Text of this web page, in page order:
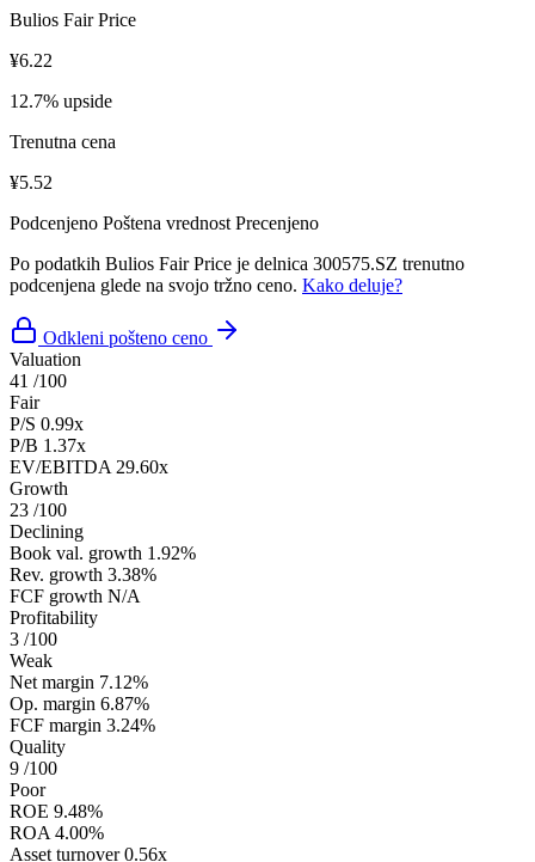
Bulios Fair Price
¥6.22
12.7% upside
Trenutna cena
¥5.52
Podcenjeno Poštena vrednost Precenjeno
Po podatkih Bulios Fair Price je delnica 300575.SZ trenutno
podcenjena glede na svojo tržno ceno. Kako deluje?
Odkleni pošteno ceno
Valuation
41 /100
Fair
P/S 0.99x
P/B 1.37x
EV/EBITDA 29.60x
Growth
23 /100
Declining
Book val. growth 1.92%
Rev. growth 3.38%
FCF growth N/A
Profitability
3 /100
Weak
Net margin 7.12%
Op. margin 6.87%
FCF margin 3.24%
Quality
9 /100
Poor
ROE 9.48%
ROA 4.00%
Asset turnover 0.56x